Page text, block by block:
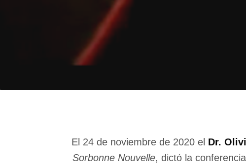
El 24 de noviembre de 2020 el Dr.
Sorbonne Nouvelle, dictó la